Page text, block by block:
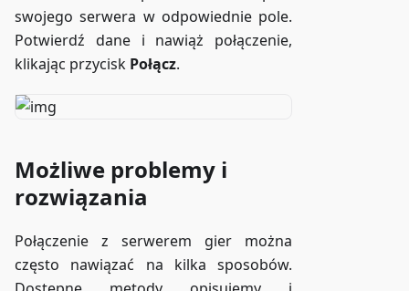
swojego serwera w odpowiednie pole.
Potwierdź dane i nawiąż połączenie,
klikając przycisk Połącz.
Możliwe problemy i
rozwiązania
Połączenie z serwerem gier można
często nawiązać na kilka sposobów.